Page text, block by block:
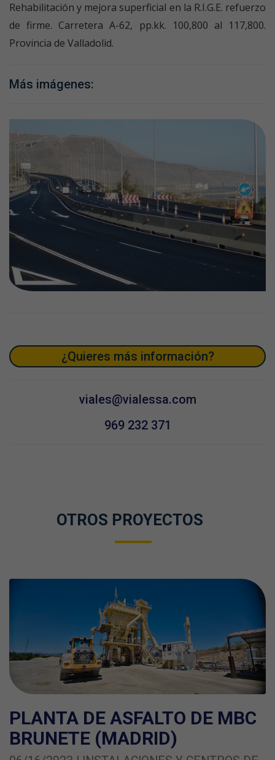
Rehabilitación y mejora superficial en la R.I.G.E. refuerzo
de firme. Carretera A-62, pp.kk. 100,800 al 117,800.
Provincia de Valladolid.
Más imágenes:
¿Quieres más información?
viales@vialessa.com
969 232 371
OTROS PROYECTOS
PLANTA DE ASFALTO DE MBC
BRUNETE (MADRID)